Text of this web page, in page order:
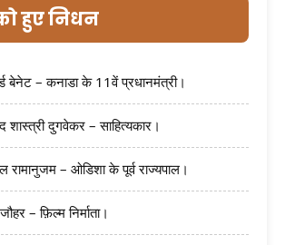
हुए निधन
बेनेट – कनाडा के 11वें प्रधानमंत्री।
शास्त्री दुगवेकर – साहित्यकार।
रामानुजम – ओडिशा के पूर्व राज्यपाल।
– फ़िल्म निर्माता।